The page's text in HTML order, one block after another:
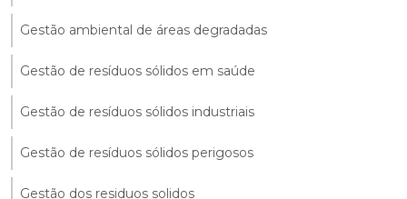
Gestão ambiental de áreas degradadas
Gestão de resíduos sólidos em saúde
Gestão de resíduos sólidos industriais
Gestão de resíduos sólidos perigosos
Gestão dos residuos solidos